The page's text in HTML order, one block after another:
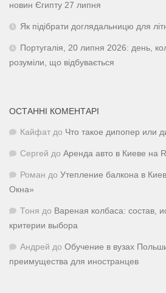
новин Єгипту 27 липня
Як підібрати доглядальницю для
Португалія, 20 липня 2026: день,
розуміли, що відбувається
ОСТАННІ КОМЕНТАРІ
Кайфат до Что такое дипопер или
Сергей до Аренда авто в Киеве на
Роман до Утепление балкона в
Окна»
Тоня до Вареная колбаса: состав,
критерии выбора
Андрей до Обучение в вузах
преимущества для иностранцев